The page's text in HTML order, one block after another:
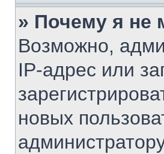
» Почему я не
Возможно,
IP-адрес или
новых